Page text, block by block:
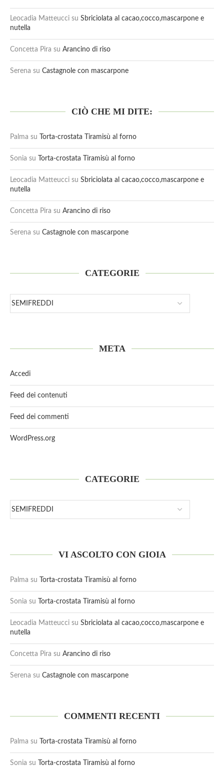
Leocadia Matteucci su Sbriciolata al cacao,cocco,mascarpone e
nutella
Concetta Pira su Arancino di riso
Serena su Castagnole con mascarpone
CIÒ CHE MI DITE:
Palma su Torta-crostata Tiramisù al forno
Sonia su Torta-crostata Tiramisù al forno
Leocadia Matteucci su Sbriciolata al cacao,cocco,mascarpone e
nutella
Concetta Pira su Arancino di riso
Serena su Castagnole con mascarpone
CATEGORIE
META
Accedi
Feed dei contenuti
Feed dei commenti
WordPress.org
CATEGORIE
VI ASCOLTO CON GIOIA
Palma su Torta-crostata Tiramisù al forno
Sonia su Torta-crostata Tiramisù al forno
Leocadia Matteucci su Sbriciolata al cacao,cocco,mascarpone e
nutella
Concetta Pira su Arancino di riso
Serena su Castagnole con mascarpone
COMMENTI RECENTI
Palma su Torta-crostata Tiramisù al forno
Sonia su Torta-crostata Tiramisù al forno